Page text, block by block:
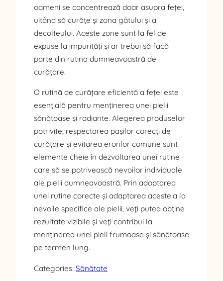
oameni se concentrează doar asupra feței,
uitând să curățe și zona gâtului și a
decolteului. Aceste zone sunt la fel de
expuse la impurități și ar trebui să facă
parte din rutina dumneavoastră de
curățare.
O rutină de curățare eficientă a feței este
esențială pentru menținerea unei pielii
sănătoase și radiante. Alegerea produselor
potrivite, respectarea pașilor corecți de
curățare și evitarea erorilor comune sunt
elemente cheie în dezvoltarea unei rutine
care să se potrivească nevoilor individuale
ale pielii dumneavoastră. Prin adoptarea
unei rutine corecte și adaptarea acesteia la
nevoile specifice ale pielii, veți putea obține
rezultate vizibile și veți contribui la
menținerea unei pieli frumoase și sănătoase
pe termen lung.
Categories: Sănătate